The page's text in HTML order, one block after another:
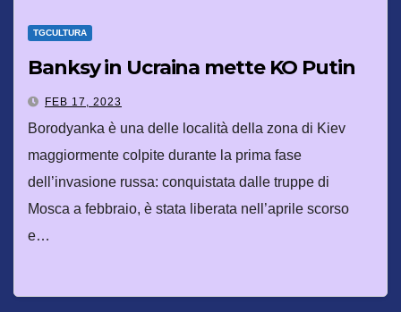
TGCULTURA
Banksy in Ucraina mette KO Putin
FEB 17, 2023
Borodyanka è una delle località della zona di Kiev
maggiormente colpite durante la prima fase
dell’invasione russa: conquistata dalle truppe di
Mosca a febbraio, è stata liberata nell’aprile scorso
e…